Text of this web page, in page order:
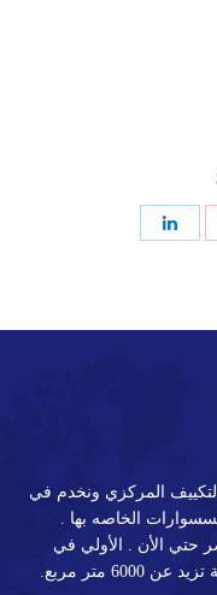
المركزي ونخدم في
الخاصه بها .
داخل مصر حتي الأن . الأولي في
متر مربع.